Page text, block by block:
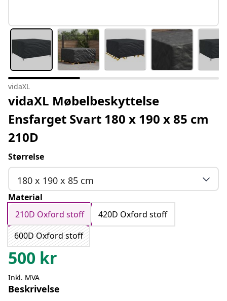
vidaXL
vidaXL Møbelbeskyttelse
Ensfarget Svart 180 x 190 x 85 cm
210D
Størrelse
180 x 190 x 85 cm
Material
210D Oxford stoff
420D Oxford stoff
600D Oxford stoff
500 kr
Inkl. MVA
Beskrivelse